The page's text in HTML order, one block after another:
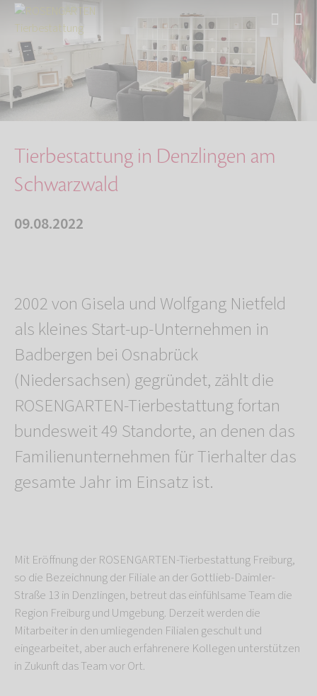
Start Über uns
Aktuelles
Tierbestattung in Denzlingen am Schwarzwald
Tierbestattung in Denzlingen am
Schwarzwald
09.08.2022
2002 von Gisela und Wolfgang Nietfeld
als kleines Start-up-Unternehmen in
Badbergen bei Osnabrück
(Niedersachsen) gegründet, zählt die
ROSENGARTEN-Tierbestattung fortan
bundesweit 49 Standorte, an denen das
Familienunternehmen für Tierhalter das
gesamte Jahr im Einsatz ist.
Mit Eröffnung der ROSENGARTEN-Tierbestattung Freiburg,
so die Bezeichnung der Filiale an der Gottlieb-Daimler-
Straße 13 in Denzlingen, betreut das einfühlsame Team die
Region Freiburg und Umgebung. Derzeit werden die
Mitarbeiter in den umliegenden Filialen geschult und
eingearbeitet, aber auch erfahrenere Kollegen unterstützen
in Zukunft das Team vor Ort.